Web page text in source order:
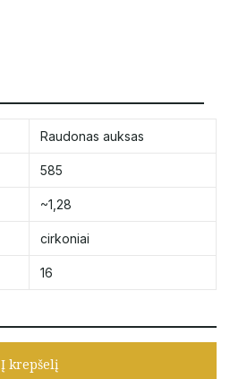
Raudonas auksas
585
~1,28
cirkoniai
16
Į krepšelį